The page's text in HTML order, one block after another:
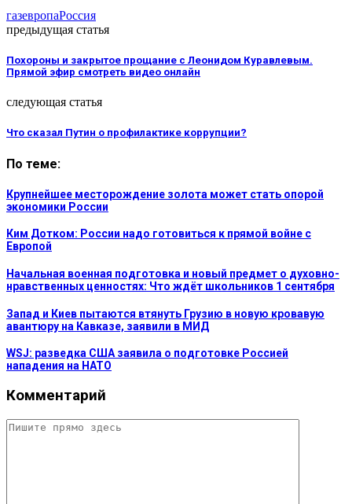
газевропаРоссия
предыдущая статья
Похороны и закрытое прощание с Леонидом Куравлевым.
Прямой эфир смотреть видео онлайн
следующая статья
Что сказал Путин о профилактике коррупции?
По теме:
Крупнейшее месторождение золота может стать опорой
экономики России
Ким Дотком: России надо готовиться к прямой войне с
Европой
Начальная военная подготовка и новый предмет о духовно-
нравственных ценностях: Что ждёт школьников 1 сентября
Запад и Киев пытаются втянуть Грузию в новую кровавую
авантюру на Кавказе, заявили в МИД
WSJ: разведка США заявила о подготовке Россией
нападения на НАТО
Комментарий